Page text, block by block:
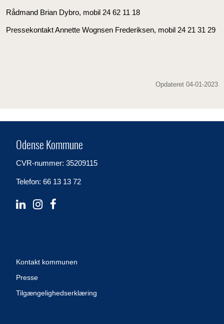
Rådmand Brian Dybro, mobil 24 62 11 18
Pressekontakt Annette Wognsen Frederiksen, mobil 24 21 31 29
Opdateret 04-01-2023
Odense Kommune
CVR-nummer: 35209115
Telefon: 66 13 13 72
Kontakt kommunen
Presse
Tilgængelighedserklæring